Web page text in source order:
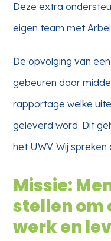
Deze extra
eigen team met
De opvolging van
gebeuren door
rapportage welke
geleverd word. Dit
het UWV. Wij
Missie:
stellen om
werk en